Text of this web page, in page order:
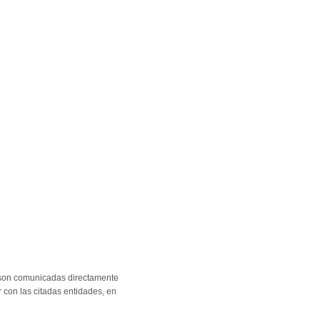
comunicadas directamente
las citadas entidades, en